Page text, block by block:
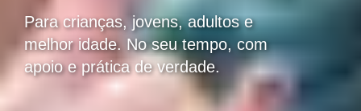
Para crianças, jovens, adultos e
melhor idade. No seu tempo, com
apoio e prática de verdade.